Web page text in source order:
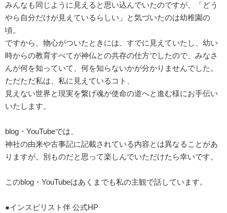
みんなも同じように見えると思い込んでいたのですが、「どう
やら自分だけが見えているらしい」と気づいたのは幼稚園の
頃。
ですから、物心がついたときには、すでに見えていたし、幼い
時からの教育すべてが神仏との共存の仕方でしたので、みなさ
んが何を知っていて、何を知らないかが分かりませんでした。
ただただ私は、私に見えているコト、
見えない世界と現実を繋げ魂が使命の道へと進む様にお手伝い
いたします。
blog・YouTubeでは、
神社の由来や古事記に記載されている内容とは異なることがあ
りますが、別ものだと思って楽しんでいただけたら幸いです。
このblog・YouTubeはあくまでも私の主観で話しています。
●インスピリスト伴 公式HP